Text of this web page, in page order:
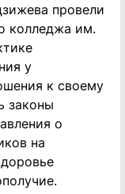
провели
колледжа им.
у
к своему
законы
о
на